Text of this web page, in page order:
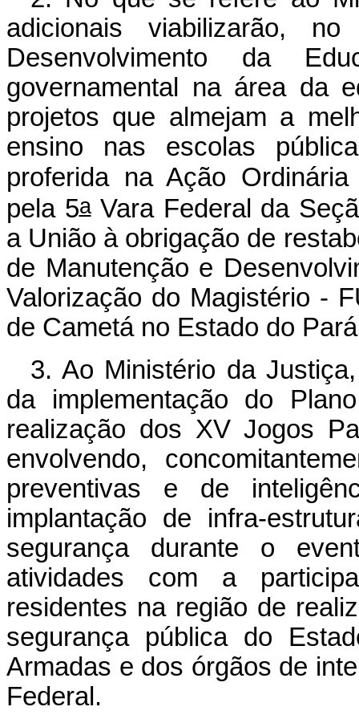
adicionais viabilizarão,
Desenvolvimento da
governamental na área da
projetos que almejam a
ensino nas escolas
proferida na Ação
pela 5aVara Federal da
a União à obrigação de
de Manutenção e
Valorização do Magistério -
de Cametá no Estado do
3. Ao Ministério da
da implementação do
realização dos XV Jogos
envolvendo,
preventivas e de
implantação de infra-
segurança durante o
atividades com a
residentes na região de
segurança pública do
Armadas e dos órgãos de
Federal.